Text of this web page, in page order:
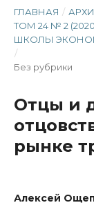
ГЛАВНАЯ /
ТОМ 24 № 2
ШКОЛЫ
/
Без рубрики
Отцы и
рынке
Алексей